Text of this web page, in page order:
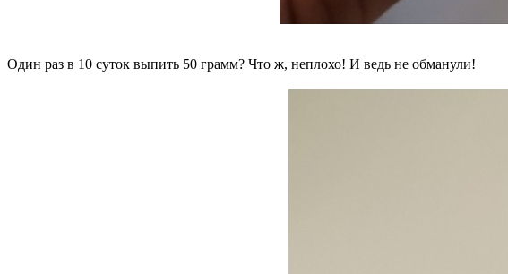
Один раз в 10 суток выпить 50 грамм? Что ж, неплохо! И ведь не обманули!